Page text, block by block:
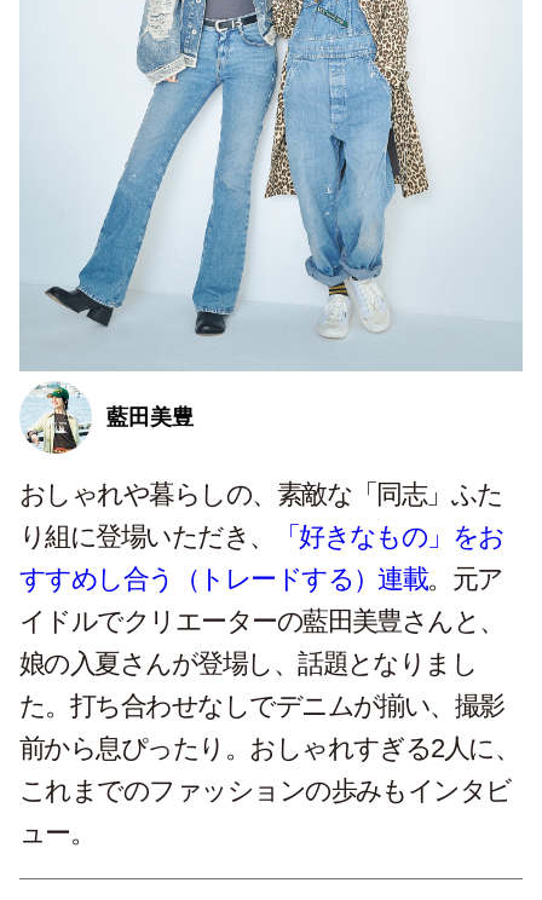
藍田美豊
おしゃれや暮らしの、素敵な「同志」ふた
り組に登場いただき、
「好きなもの」をお
すすめし合う（トレードする）連載。元ア
イドルでクリエーターの藍田美豊さんと、
娘の入夏さんが登場し、話題となりまし
た。打ち合わせなしでデニムが揃い、撮影
前から息ぴったり。おしゃれすぎる2人に、
これまでのファッションの歩みもインタビ
ュー。